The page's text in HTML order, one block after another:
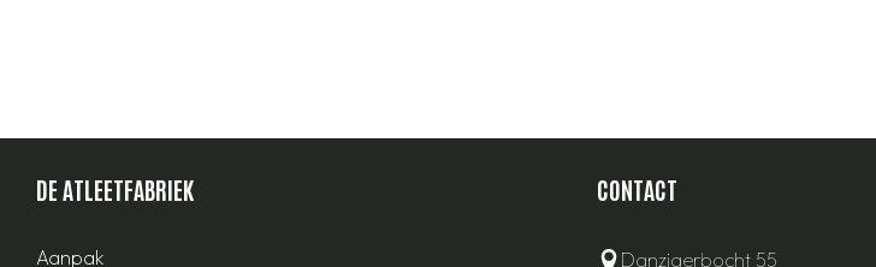
DE ATLEETFABRIEK
Aanpak
CONTACT
Danzigerbocht 55